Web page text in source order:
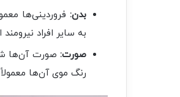
بدن: فروردینی‌ها
به سایر افراد
صورت: صورت آن‌ها
رنگ موی آن‌ها